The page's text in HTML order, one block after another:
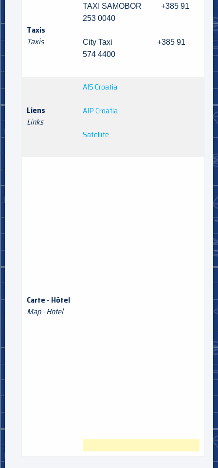
Taxis
Taxis
TAXI SAMOBOR +385 91
253 0040
City Taxi +385 91
574 4400
Liens
Links
AIS Croatia
AIP Croatia
Satellite
Carte - Hôtel
Map - Hotel